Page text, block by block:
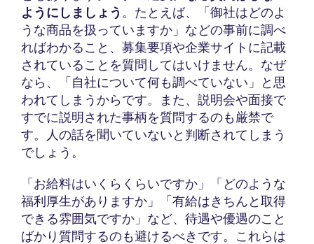
ようにしましょう 。たとえば、「御社はどのよ
うな商品を扱っていますか」などの事前に調べ
ればわかること、募集要項や企業サイトに記載
されていることを質問してはいけません。なぜ
なら、「自社について何も調べていない」と思
われてしまうからです。また、説明会や面接で
すでに説明された事柄を質問するのも厳禁で
す。人の話を聞いていないと判断されてしまう
でしょう。
「お給料はいくらくらいですか」「どのような
福利厚生がありますか」「有給はきちんと取得
できる雰囲気ですか」など、待遇や優遇のこと
ばかり質問するのも避けるべきです。これらは